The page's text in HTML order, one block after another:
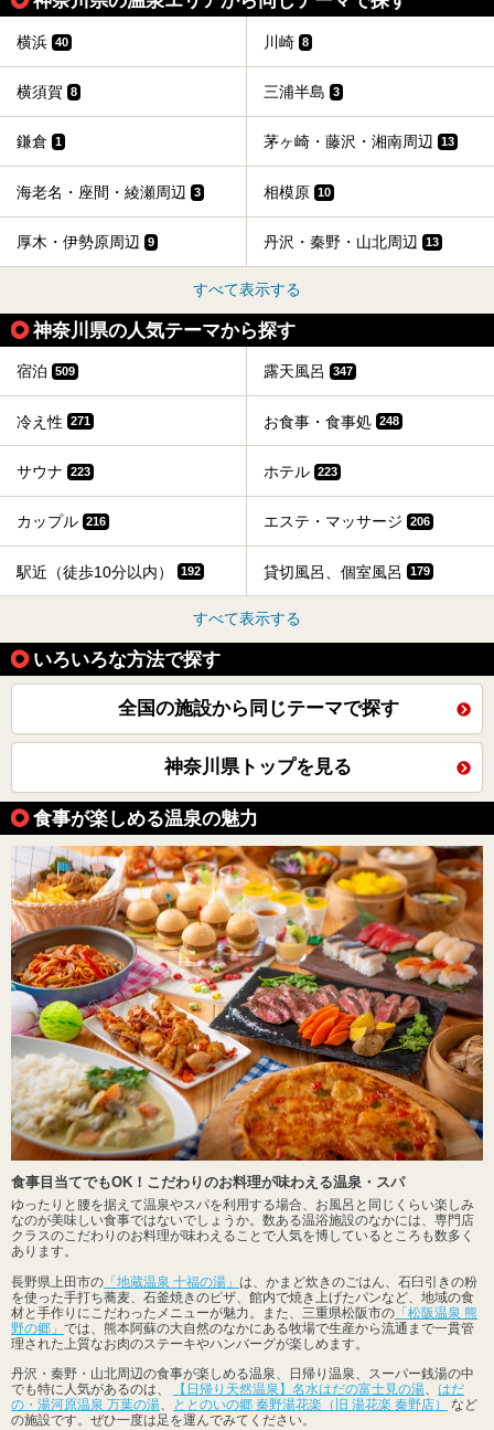
横浜 40 川崎 8
横須賀 8 三浦半島 3
鎌倉 1 茅ヶ崎・藤沢・湘南周辺 13
海老名・座間・綾瀬周辺 3 相模原 10
厚木・伊勢原周辺 9 丹沢・秦野・山北周辺 13
すべて表示する
神奈川県の人気テーマから探す
宿泊 509 露天風呂 347
冷え性 271 お食事・食事処 248
サウナ 223 ホテル 223
カップル 216 エステ・マッサージ 206
駅近（徒歩10分以内） 192 貸切風呂、個室風呂 179
すべて表示する
いろいろな方法で探す
全国の施設から同じテーマで探す
神奈川県トップを見る
食事が楽しめる温泉の魅力
食事目当てでもOK！こだわりのお料理が味わえる温泉・スパ
ゆったりと腰を据えて温泉やスパを利用する場合、お風呂と同じくらい楽しみ
なのが美味しい食事ではないでしょうか。数ある温浴施設のなかには、専門店
クラスのこだわりのお料理が味わえることで人気を博しているところも数多く
あります。
長野県上田市の 「地蔵温泉 十福の湯」 は、かまど炊きのごはん、石臼引きの粉
を使った手打ち蕎麦、石釜焼きのピザ、館内で焼き上げたパンなど、地域の食
材と手作りにこだわったメニューが魅力。また、三重県松阪市の 「松阪温泉 熊
野の郷」 では、熊本阿蘇の大自然のなかにある牧場で生産から流通まで一貫管
理された上質なお肉のステーキやハンバーグが楽しめます。
丹沢・秦野・山北周辺の食事が楽しめる温泉、日帰り温泉、スーパー銭湯の中
でも特に人気があるのは、
【日帰り天然温泉】名水はだの富士見の湯、 はだ
の・湯河原温泉 万葉の湯、 ととのいの郷 秦野湯花楽（旧 湯花楽 秦野店）
など
の施設です。ぜひ一度は足を運んでみてください。